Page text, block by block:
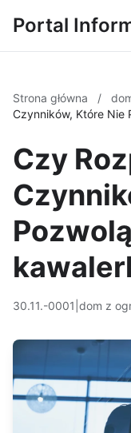
Portal
Strona główna /
Czynników, Które Nie
Czy
30.11.-0001 dom z